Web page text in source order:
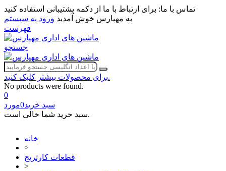
تماس با ما: برای ارتباط با ما از دکمه پشتیبانی استفاده کنید
به مهپارس خوش آمدید ورود به سیستم
فهرست
جستجو
برای محصولات بیشتر کلیک کنید.
No products were found.
0
سبد خرید0مورد
سبد خرید شما خالی است.
خانه
>
قطعات کارتریج
>